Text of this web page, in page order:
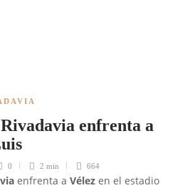
enfrenta a
0 2 min 664
enfrenta a Vélez en el estadio